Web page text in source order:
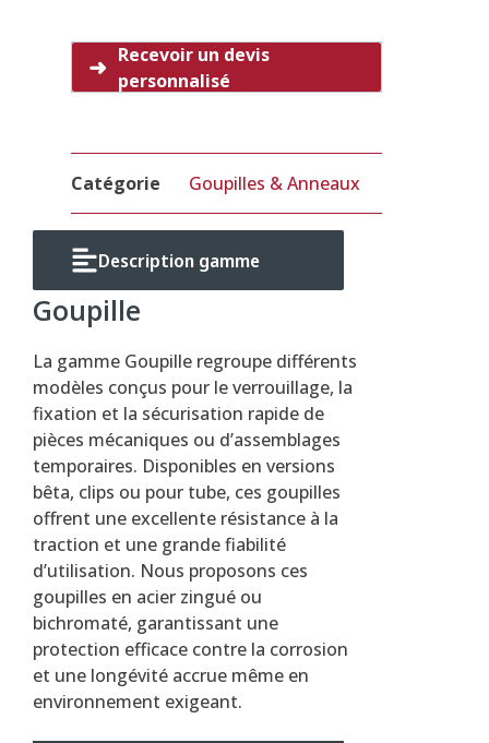
Recevoir un devis
personnalisé
Catégorie Goupilles & Anneaux
Description gamme
Goupille
La gamme Goupille regroupe différents
modèles conçus pour le verrouillage, la
fixation et la sécurisation rapide de
pièces mécaniques ou d’assemblages
temporaires. Disponibles en versions
bêta, clips ou pour tube, ces goupilles
offrent une excellente résistance à la
traction et une grande fiabilité
d’utilisation. Nous proposons ces
goupilles en acier zingué ou
bichromaté, garantissant une
protection efficace contre la corrosion
et une longévité accrue même en
environnement exigeant.